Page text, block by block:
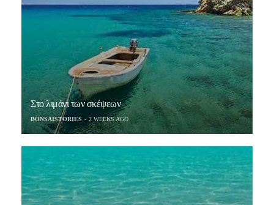
Στο λιμάνι των σκέψεων
BONSAISTORIES 2 WEEKS AGO